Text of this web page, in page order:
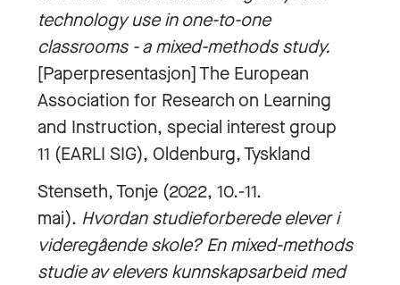
technology use in one-to-one
classrooms - a mixed-methods study.
[Paperpresentasjon] The European
Association for Research on Learning
and Instruction, special interest group
11 (EARLI SIG), Oldenburg, Tyskland
Stenseth, Tonje (2022, 10.-11.
mai). Hvordan studieforberede elever i
videregående skole? En mixed-methods
studie av elevers kunnskapsarbeid med